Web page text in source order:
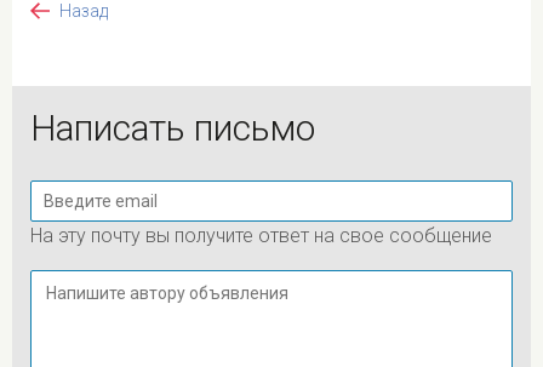
Назад
Написать письмо
На эту почту вы получите ответ на свое сообщение